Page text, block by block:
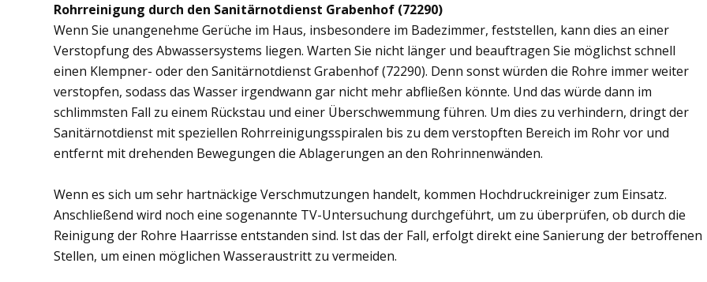
Rohrreinigung durch den Sanitärnotdienst Grabenhof (72290)
Wenn Sie unangenehme Gerüche im Haus, insbesondere im Badezimmer, feststellen, kann dies an einer
Verstopfung des Abwassersystems liegen. Warten Sie nicht länger und beauftragen Sie möglichst schnell
einen Klempner- oder den Sanitärnotdienst Grabenhof (72290). Denn sonst würden die Rohre immer weiter
verstopfen, sodass das Wasser irgendwann gar nicht mehr abfließen könnte. Und das würde dann im
schlimmsten Fall zu einem Rückstau und einer Überschwemmung führen. Um dies zu verhindern, dringt der
Sanitärnotdienst mit speziellen Rohrreinigungsspiralen bis zu dem verstopften Bereich im Rohr vor und
entfernt mit drehenden Bewegungen die Ablagerungen an den Rohrinnenwänden.
Wenn es sich um sehr hartnäckige Verschmutzungen handelt, kommen Hochdruckreiniger zum Einsatz.
Anschließend wird noch eine sogenannte TV-Untersuchung durchgeführt, um zu überprüfen, ob durch die
Reinigung der Rohre Haarrisse entstanden sind. Ist das der Fall, erfolgt direkt eine Sanierung der betroffenen
Stellen, um einen möglichen Wasseraustritt zu vermeiden.